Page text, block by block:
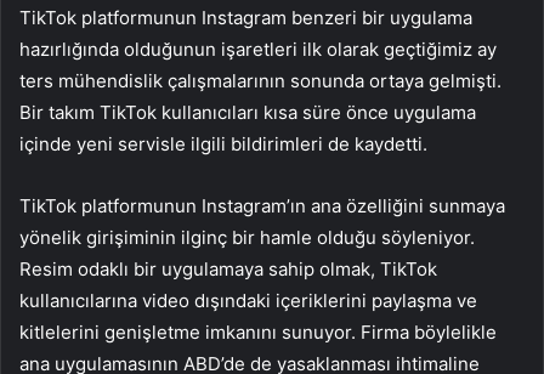
TikTok platformunun Instagram benzeri bir uygulama
hazırlığında olduğunun işaretleri ilk olarak geçtiğimiz ay
ters mühendislik çalışmalarının sonunda ortaya gelmişti.
Bir takım TikTok kullanıcıları kısa süre önce uygulama
içinde yeni servisle ilgili bildirimleri de kaydetti.
TikTok platformunun Instagram’ın ana özelliğini sunmaya
yönelik girişiminin ilginç bir hamle olduğu söyleniyor.
Resim odaklı bir uygulamaya sahip olmak, TikTok
kullanıcılarına video dışındaki içeriklerini paylaşma ve
kitlelerini genişletme imkanını sunuyor. Firma böylelikle
ana uygulamasının ABD’de de yasaklanması ihtimaline